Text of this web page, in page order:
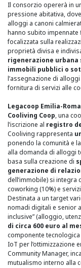
Il consorzio opererà in
pressione abitativa,
alloggi a canoni
hanno subito impennate
focalizzata sulla
proprietà divisa e
rigenerazione urbana
immobili pubblici o
l’assegnazione di
fornitura di servizi alle
Legacoop Emilia-
Cooliving Coop, una
l’iscrizione al registro
Cooliving rappresenta
ponendo la comunità e
alla domanda di alloggi
basa sulla creazione di
generazione di
dell’immobile) si integra
coworking (10%) e
Destinata a un target
nomadi digitali e senior
inclusive” (alloggio,
di circa 600 euro al
componente
IoT per l’ottimizzazione
Community Manager,
mutualismo interno alla